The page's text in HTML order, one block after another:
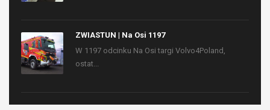
ZWIASTUN | Na Osi 1197
W 1197 odcinku Na Osi targi Volvo4Poland,
ostat...